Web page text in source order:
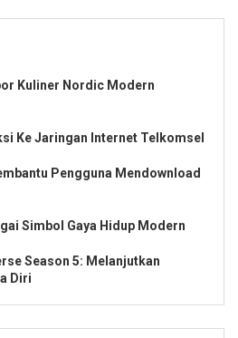
Kuliner Nordic Modern
Ke Jaringan Internet Telkomsel
Pengguna Mendownload
Simbol Gaya Hidup Modern
Season 5: Melanjutkan
Diri